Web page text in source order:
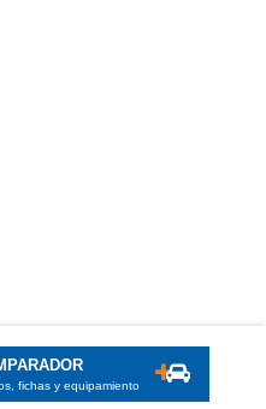
fichas y equipamiento